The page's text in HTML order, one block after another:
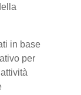
in base
per